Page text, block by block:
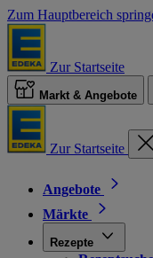
Zum Hauptbereich
Zur Startseite
Markt & Angebote
Zur Startseite
Angebote
Märkte
Rezepte